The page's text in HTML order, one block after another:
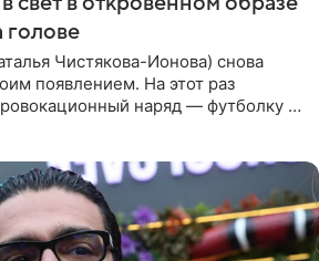
голове
Чистякова-Ионова) снова
появлением. На этот раз
наряд — футболку с